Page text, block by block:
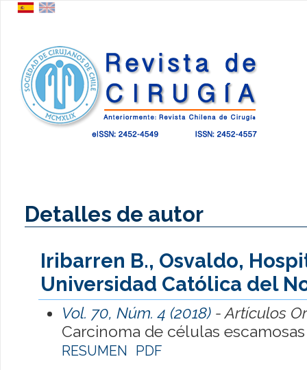
Detalles de autor
Iribarren B., Osvaldo,
Universidad Católica del
Vol. 70, Núm. 4 (2018)- Artículos
Carcinoma de células
RESUMEN PDF